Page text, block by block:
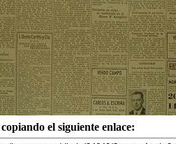
el siguiente enlace: